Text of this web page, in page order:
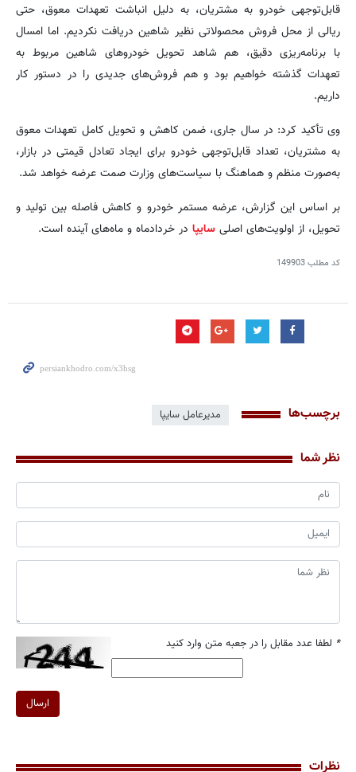
قابل‌توجهی خودرو به مشتریان، به دلیل انباشت تعهدات معوق، حتی
ریالی از محل فروش محصولاتی نظیر شاهین دریافت نکردیم. اما امسال
با برنامه‌ریزی دقیق، هم شاهد تحویل خودروهای شاهین مربوط به
تعهدات گذشته خواهیم بود و هم فروش‌های جدیدی را در دستور کار
داریم.
وی تأکید کرد: در سال جاری، ضمن کاهش و تحویل کامل تعهدات معوق
به مشتریان، تعداد قابل‌توجهی خودرو برای ایجاد تعادل قیمتی در بازار،
به‌صورت منظم و هماهنگ با سیاست‌های وزارت صمت عرضه خواهد شد.
بر اساس این گزارش، عرضه مستمر خودرو و کاهش فاصله بین تولید و
تحویل، از اولویت‌های اصلی سایپا در خردادماه و ماه‌های آینده است.
کد مطلب149903
برچسب‌ها مدیرعامل سایپا
نظر شما
* لطفا عدد مقابل را در جعبه متن وارد کنید
ارسال
نظرات